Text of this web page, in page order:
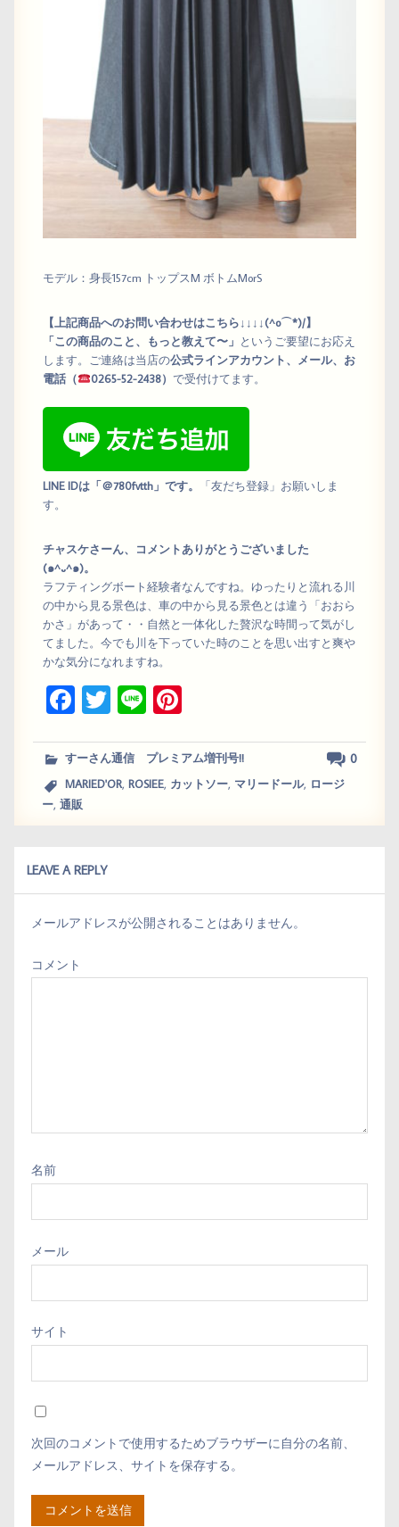
モデル：身長157cm トップスM ボトムMorS
【上記商品へのお問い合わせはこちら↓↓↓↓(^o⌒*)/】
「この商品のこと、もっと教えて〜」 というご要望にお応え
します。ご連絡は当店の公式ラインアカウント、メール、お
電話（
0265-52-2438） で受付けてます。
LINE IDは「＠780fvtth」です。
「友だち登録」お願いしま
す。
チャスケさーん、コメントありがとうございました
(๑^᎑^๑)。
ラフティングボート経験者なんですね。ゆったりと流れる川
の中から見る景色は、車の中から見る景色とは違う「おおら
かさ」があって・・自然と一体化した贅沢な時間って気がし
てました。今でも川を下っていた時のことを思い出すと爽や
かな気分になれますね。
Fa
bo
ok
T
tt
er
Li
er
es
0
すーさん通信 プレミアム増刊号!!
MARIED'OR,ROSIEE, カットソー, マリードール, ロージ
ー,通販
LEAVE A REPLY
メールアドレスが公開されることはありません。
コメント
名前
メール
サイト
次回のコメントで使用するためブラウザーに自分の名前、
メールアドレス、サイトを保存する。